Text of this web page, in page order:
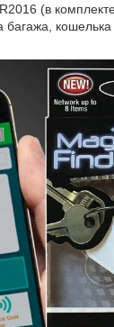
(в
багажа,